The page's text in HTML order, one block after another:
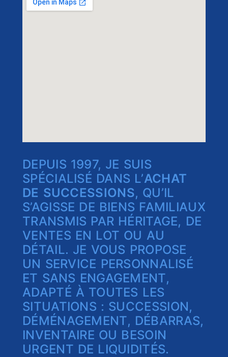
DEPUIS 1997, JE SUIS
SPÉCIALISÉ DANS L’ACHAT
DE SUCCESSIONS, QU’IL
S’AGISSE DE BIENS FAMILIAUX
TRANSMIS PAR HÉRITAGE, DE
VENTES EN LOT OU AU
DÉTAIL. JE VOUS PROPOSE
UN SERVICE PERSONNALISÉ
ET SANS ENGAGEMENT,
ADAPTÉ À TOUTES LES
SITUATIONS : SUCCESSION,
DÉMÉNAGEMENT, DÉBARRAS,
INVENTAIRE OU BESOIN
URGENT DE LIQUIDITÉS.